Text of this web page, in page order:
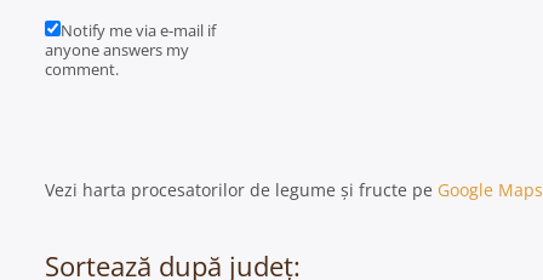
Notify me via e-mail if
anyone answers my
comment.
Vezi harta procesatorilor de legume și fructe pe Google Maps
Sortează după județ: